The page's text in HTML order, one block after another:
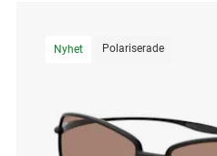
Nyhet Polariserade